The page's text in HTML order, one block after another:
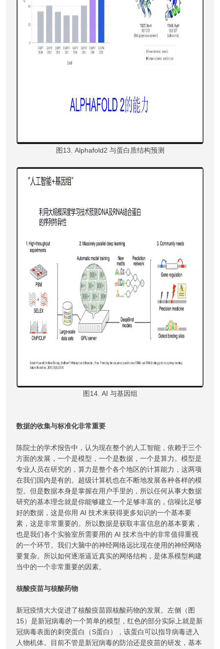
图13. Alphafold2 与蛋白质结构预测
图14. AI 与基因组
数据的收集与标准化非常重要
陈院士的学术报告中，认为现在整个的人工智能，依赖于三个
方面的发展，一个是模型，一个是数据，一个是算力。模型是
专业人员在研究的，算力是整个各个地区的计算能力，这两项
在我们国内是有的。超级计算机也在不断地发展各种各样的模
型。但是数据本身是掌握在用户手里的，所以任何从事大数据
研究的基本理念就是你能够建立一个足够丰富的，信噪比足够
好的数据，这是你用 AI 技术来获得更多知识的一个基本要
素，这是非常重要的。所以数据是获取丰富信息的基本要素，
也是我们各个实验室所需要用的 AI 技术当中的非常值得重视
的一个环节。我们大脑中的神经网络远比现在使用的神经网络
要复杂。所以如何逐渐逼近真实的网络结构，是体系模型构建
当中的一个非常重要的因素。
核酸疫苗与核酸药物
新冠疫情大大促进了核酸疫苗跟核酸药物的发展。左侧（图
15）是新冠病毒的一个简单的模型，红色的部分实际上就是新
冠病毒表面的刺突蛋白（S蛋白），该蛋白可以指导病毒进入
人物机体。目前不管是新冠病毒的防治还是疫苗的研发，基本